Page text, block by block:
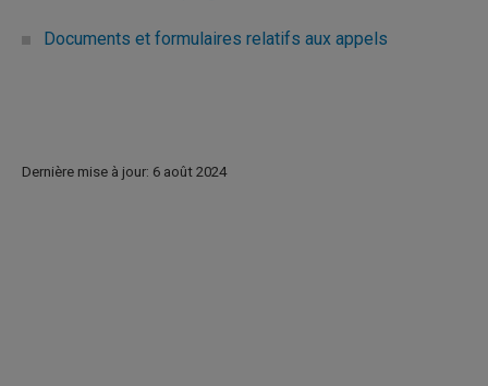
Documents et formulaires relatifs aux appels
Dernière mise à jour: 6 août 2024